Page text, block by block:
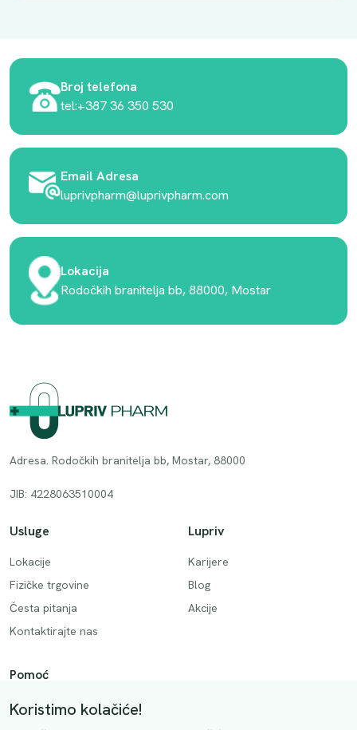
Broj telefona
tel:+387 36 350 530
Email Adresa
luprivpharm@luprivpharm.com
Lokacija
Rodočkih branitelja bb, 88000, Mostar
Adresa. Rodočkih branitelja bb, Mostar, 88000
JIB: 4228063510004
Usluge
Lokacije
Fizičke trgovine
Česta pitanja
Kontaktirajte nas
Lupriv
Karijere
Blog
Akcije
Pomoć
Način plaćanja
Koristimo kolačiće!